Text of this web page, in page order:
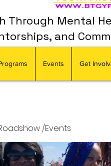
Through Mental
and
Events Get
/Events